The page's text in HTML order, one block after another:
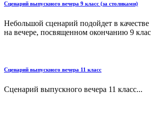
Сценарий выпускного вечера 9 класс (за столиками)
Небольшой сценарий подойдет в
на вечере, посвященном окончанию 9
Сценарий выпускного вечера 11 класс
Сценарий выпускного вечера 11 класс...